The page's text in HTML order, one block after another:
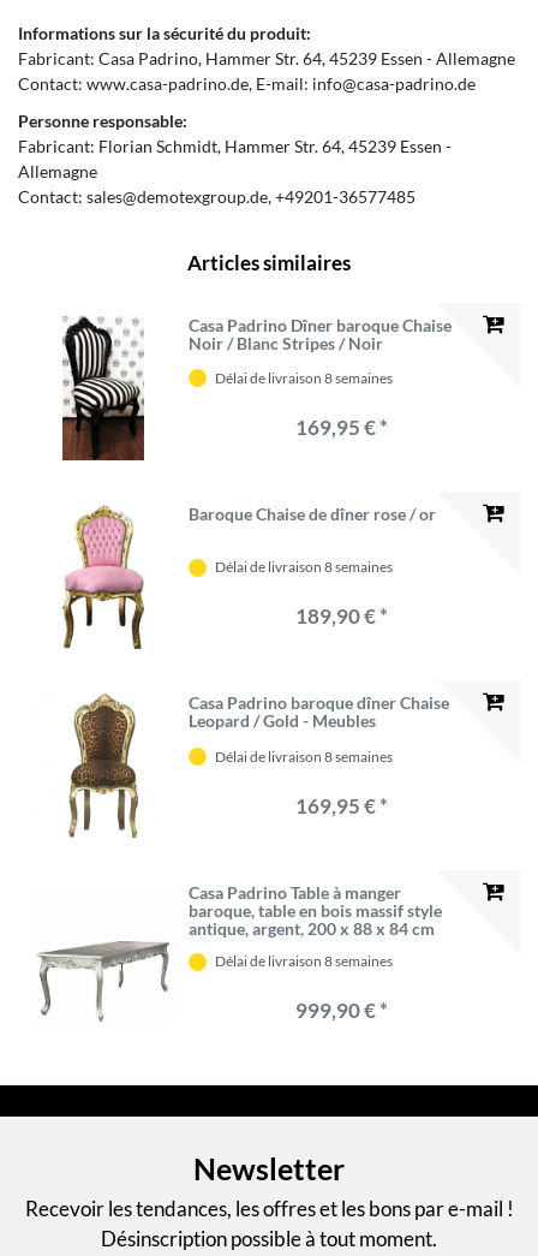
Informations sur la sécurité du produit:
Fabricant: Casa Padrino Hammer Str.64 45239 Essen
Allemagne
Contact: www.casa-padrino.de E-mail: info@casa-padrino.de
Personne responsable:
Fabricant: Florian Schmidt Hammer Str.64 45239 Essen
Allemagne
Contact: sales@demotexgroup.de +49201-36577485
Articles similaires
Casa Padrino Dîner baroque Chaise
Noir / Blanc Stripes / Noir
Délai de livraison 8 semaines
169,95 € *
Baroque Chaise de dîner rose / or
Délai de livraison 8 semaines
189,90 € *
Casa Padrino baroque dîner Chaise
Leopard / Gold - Meubles
Délai de livraison 8 semaines
169,95 € *
Casa Padrino Table à manger
baroque, table en bois massif style
antique, argent, 200 x 88 x 84 cm
Délai de livraison 8 semaines
999,90 € *
Newsletter
Recevoir les tendances, les offres et les bons par e-mail !
Désinscription possible à tout moment.